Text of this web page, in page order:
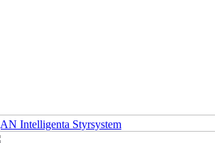
Intelligenta Styrsystem